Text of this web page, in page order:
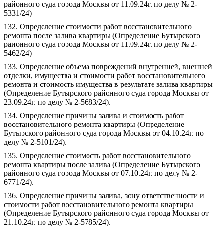
районного суда города Москвы от 11.09.24г. по делу № 2-
5331/24)
132. Определение стоимости работ восстановительного
ремонта после залива квартиры (Определение Бутырского
районного суда города Москвы от 11.09.24г. по делу № 2-
5462/24)
133. Определение объема повреждений внутренней, внешней
отделки, имущества и стоимости работ восстановительного
ремонта и стоимость имущества в результате залива квартиры
(Определение Бутырского районного суда города Москвы от
23.09.24г. по делу № 2-5683/24).
134. Определение причины залива и стоимость работ
восстановительного ремонта квартиры (Определение
Бутырского районного суда города Москвы от 04.10.24г. по
делу № 2-5101/24).
135. Определение стоимость работ восстановительного
ремонта квартиры после залива (Определение Бутырского
районного суда города Москвы от 07.10.24г. по делу № 2-
6771/24).
136. Определение причины залива, зону ответственности и
стоимости работ восстановительного ремонта квартиры
(Определение Бутырского районного суда города Москвы от
21.10.24г. по делу № 2-5785/24).